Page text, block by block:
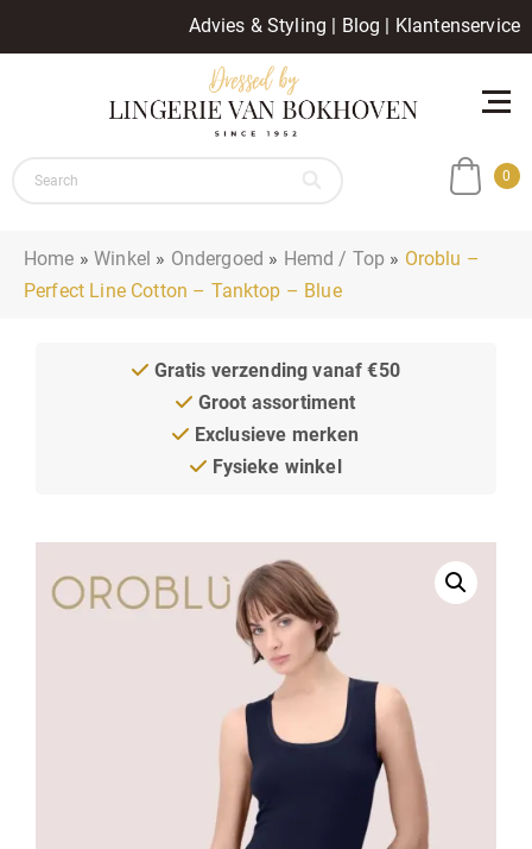
Advies & Styling | Blog | Klantenservice
0
Home »Winkel » Ondergoed » Hemd / Top » Oroblu –
Perfect Line Cotton – Tanktop – Blue
Gratis verzending vanaf €50
Groot assortiment
Exclusieve merken
Fysieke winkel